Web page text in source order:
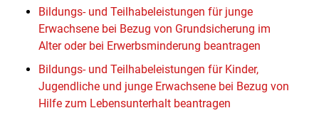
Bildungs- und Teilhabeleistungen für junge
Erwachsene bei Bezug von Grundsicherung im
Alter oder bei Erwerbsminderung beantragen
Bildungs- und Teilhabeleistungen für Kinder,
Jugendliche und junge Erwachsene bei Bezug von
Hilfe zum Lebensunterhalt beantragen